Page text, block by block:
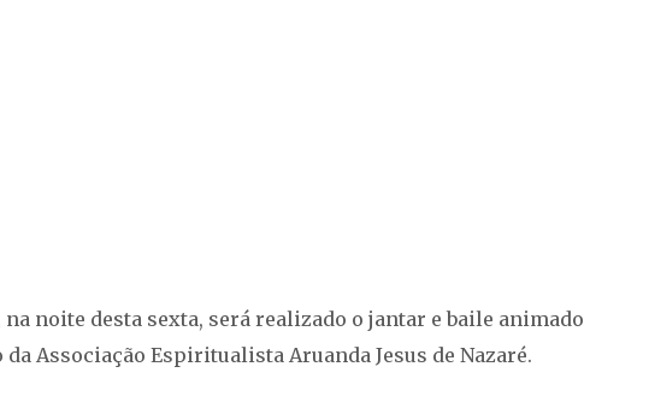
noite desta sexta, será realizado o jantar e baile animado
Associação Espiritualista Aruanda Jesus de Nazaré.